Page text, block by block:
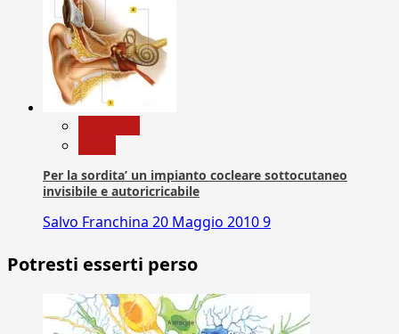
Per la sordita’ un impianto cocleare sottocutaneo
invisibile e autoricricabile
Salvo Franchina 20 Maggio 20109
Potresti esserti perso